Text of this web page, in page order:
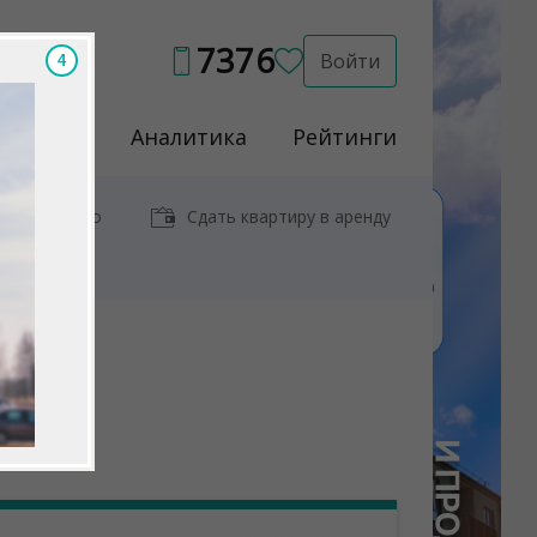
7376 Войти
Аналитика Рейтинги
у метро Сдать квартиру в аренду
3